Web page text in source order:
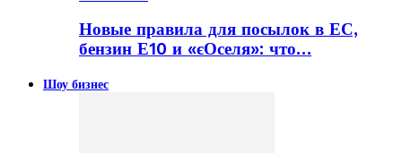
Новые правила для посылок в ЕС,
бензин Е10 и «єОселя»: что…
Шоу бизнес